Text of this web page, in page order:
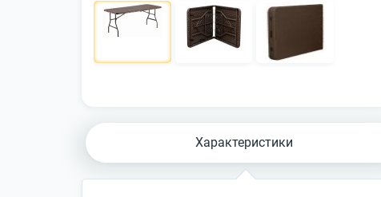
Характеристики